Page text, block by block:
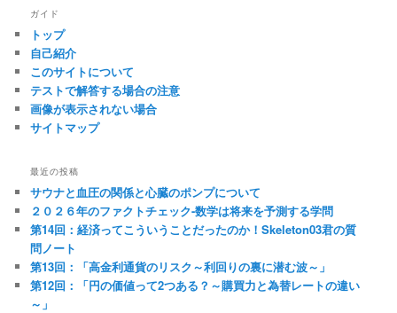
シ
ョ
ン
ガイド
トップ
自己紹介
このサイトについて
テストで解答する場合の注意
画像が表示されない場合
サイトマップ
最近の投稿
サウナと血圧の関係と心臓のポンプについて
２０２６年のファクトチェック-数学は将来を予測する学問
第14回：経済ってこういうことだったのか！Skeleton03君の質
問ノート
第13回：「高金利通貨のリスク～利回りの裏に潜む波～」
第12回：「円の価値って2つある？～購買力と為替レートの違い
～」